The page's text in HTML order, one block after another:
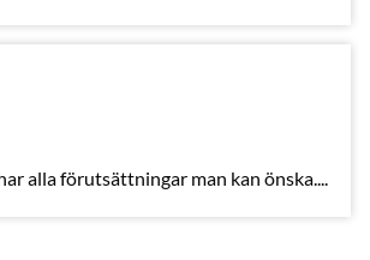
alla förutsättningar man kan önska....